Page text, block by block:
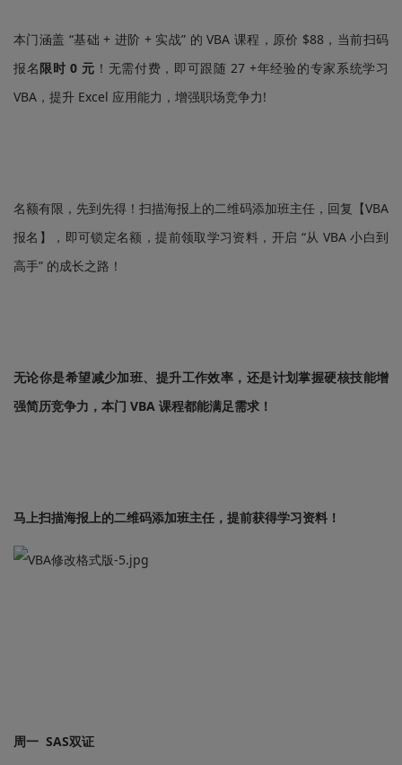
本门涵盖 “基础 + 进阶 + 实战” 的 VBA 课程，原价 $88，当前扫码
报名限时 0 元 ！无需付费，即可跟随 27 +年经验的专家系统学习
VBA，提升 Excel 应用能力，增强职场竞争力!
名额有限，先到先得！扫描海报上的二维码添加班主任，回复【VBA
报名】，即可锁定名额，提前领取学习资料，开启 “从 VBA 小白到
高手” 的成长之路！
无论你是希望减少加班、提升工作效率，还是计划掌握硬核技能增
强简历竞争力，本门 VBA 课程都能满足需求！
马上扫描海报上的二维码添加班主任，提前获得学习资料！
周一 SAS双证